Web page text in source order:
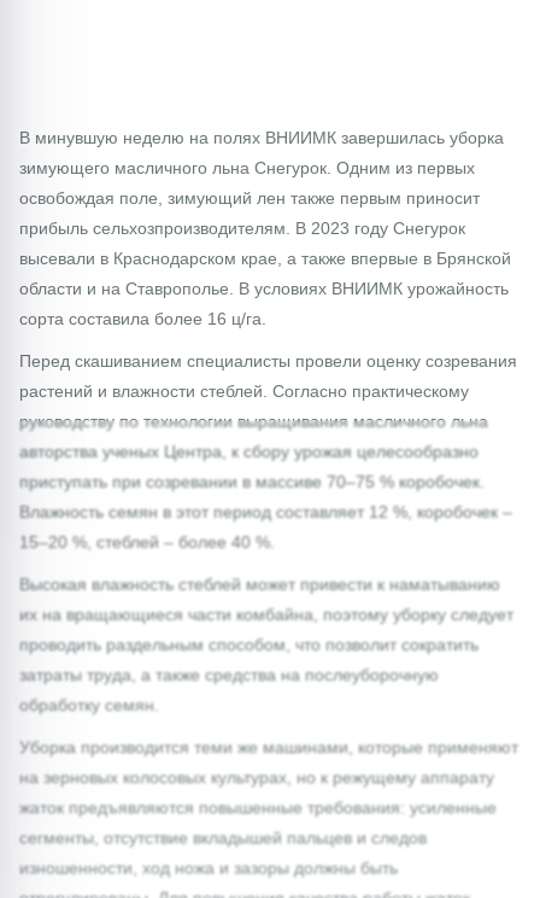
В минувшую неделю на полях ВНИИМК завершилась уборка
зимующего масличного льна Снегурок. Одним из первых
освобождая поле, зимующий лен также первым приносит
прибыль сельхозпроизводителям. В 2023 году Снегурок
высевали в Краснодарском крае, а также впервые в Брянской
области и на Ставрополье. В условиях ВНИИМК урожайность
сорта составила более 16 ц/га.
Перед скашиванием специалисты провели оценку созревания
растений и влажности стеблей. Согласно практическому
руководству по технологии выращивания масличного льна
авторства ученых Центра, к сбору урожая целесообразно
приступать при созревании в массиве 70–75 % коробочек.
Влажность семян в этот период составляет 12 %, коробочек –
15–20 %, стеблей – более 40 %.
Высокая влажность стеблей может привести к наматыванию
их на вращающиеся части комбайна, поэтому уборку следует
проводить раздельным способом, что позволит сократить
затраты труда, а также средства на послеуборочную
обработку семян.
Уборка производится теми же машинами, которые применяют
на зерновых колосовых культурах, но к режущему аппарату
жаток предъявляются повышенные требования: усиленные
сегменты, отсутствие вкладышей пальцев и следов
изношенности, ход ножа и зазоры должны быть